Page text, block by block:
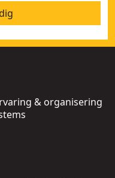
& organisering